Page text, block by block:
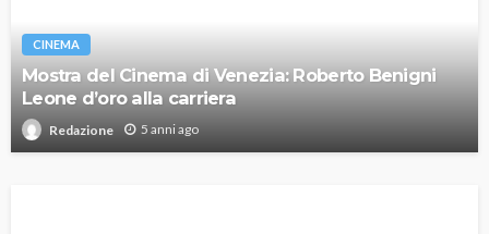
CINEMA
Mostra del Cinema di Venezia: Roberto Benigni
Leone d’oro alla carriera
Redazione 5 anni ago